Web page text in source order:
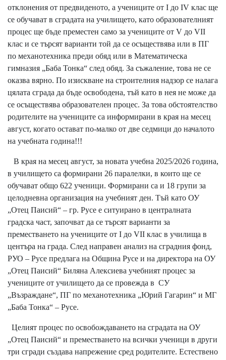
отклонения от предвиденото, а учениците от I до IV клас ще
се обучават в сградата на училището, като образователният
процес ще бъде преместен само за учениците от V до VII
клас и се търсят варианти той да се осъществява или в ПГ
по механотехника преди обяд или в Математическа
гимназия „Баба Тонка“ след обяд. За съжаление, това не се
оказва вярно. По изискване на строителния надзор се налага
цялата сграда да бъде освободена, тъй като в нея не може да
се осъществява образователен процес. За това обстоятелство
родителите на учениците са информирани в края на месец
август, когато остават по-малко от две седмици до началото
на учебната година!!!
В края на месец август, за новата учебна 2025/2026 година,
в училището са формирани 26 паралелки, в които ще се
обучават общо 622 ученици. Формирани са и 18 групи за
целодневна организация на учебният ден. Тъй като ОУ
„Отец Паисий“ – гр. Русе е ситуирано в централната
градска част, започват да се търсят варианти за
преместването на учениците от I до VII клас в училища в
центъра на града. След направен анализ на сградния фонд,
РУО – Русе предлага на Община Русе и на директора на ОУ
„Отец Паисий“ Биляна Алексиева учебният процес за
учениците от училището да се провежда в СУ
„Възраждане“, ПГ по механотехника „Юрий Гагарин“ и МГ
„Баба Тонка“ – Русе.
Целият процес по освобождаването на сградата на ОУ
„Отец Паисий“ и преместването на всички ученици в други
три сгради създава напрежение сред родителите. Естествено